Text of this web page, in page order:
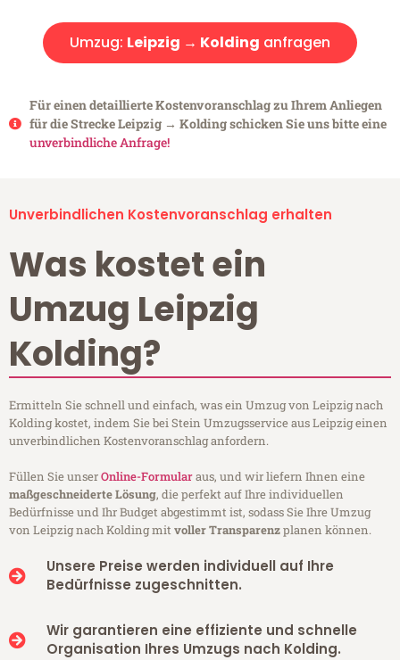
Umzug: Leipzig → Kolding anfragen
Für einen detaillierte Kostenvoranschlag zu Ihrem Anliegen
für die Strecke Leipzig → Kolding schicken Sie uns bitte eine
unverbindliche Anfrage!
Unverbindlichen Kostenvoranschlag erhalten
Was kostet ein
Umzug Leipzig
Kolding?
Ermitteln Sie schnell und einfach, was ein Umzug von Leipzig nach
Kolding kostet, indem Sie bei Stein Umzugsservice aus Leipzig einen
unverbindlichen Kostenvoranschlag anfordern.
Füllen Sie unserOnline-Formularaus, und wir liefern Ihnen eine
maßgeschneiderte Lösung, die perfekt auf Ihre individuellen
Bedürfnisse und Ihr Budget abgestimmt ist, sodass Sie Ihre Umzug
von Leipzig nach Kolding mitvoller Transparenzplanen können.
Unsere Preise werden individuell auf Ihre
Bedürfnisse zugeschnitten.
Wir garantieren eine effiziente und schnelle
Organisation Ihres Umzugs nach Kolding.